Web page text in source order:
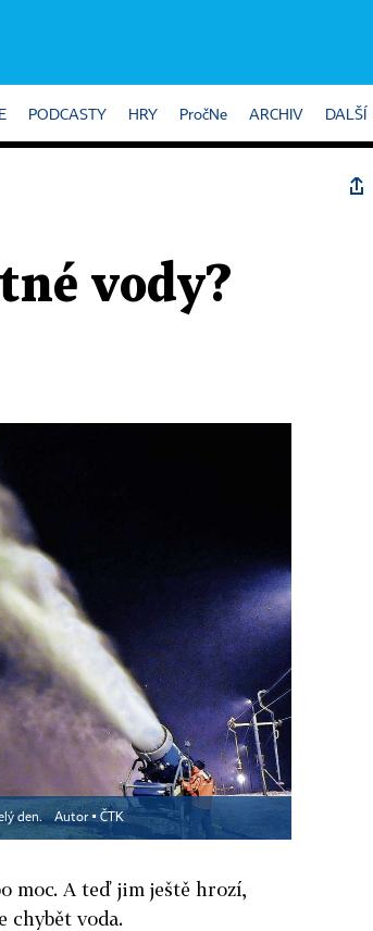
PODCASTY HRY PročNe ARCHIV DALŠÍ
vody?
den. Autor ▪ ČTK
moc. A teď jim ještě hrozí,
chybět voda.